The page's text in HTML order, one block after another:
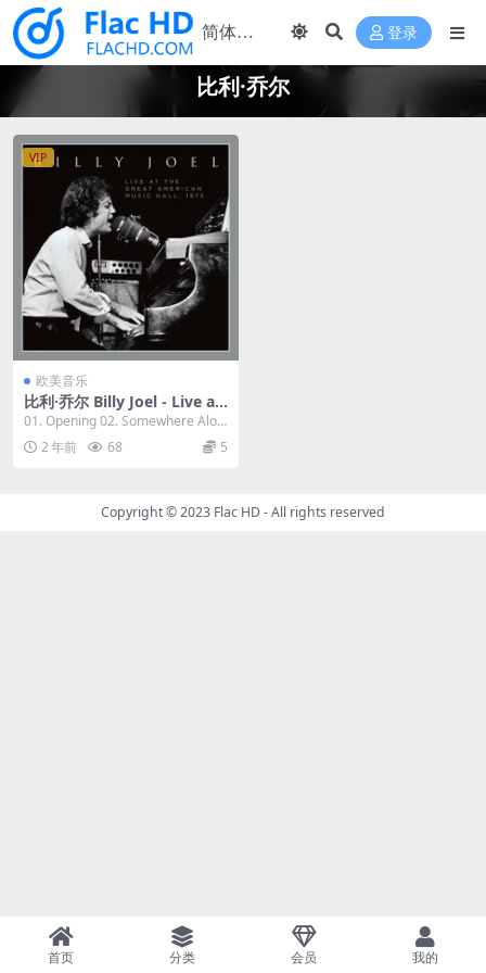
登录
比利·乔尔
VIP
欧美音乐
比利·乔尔 Billy Joel - Live at
the Great American Music
Hall 1975 (2023) [24Bit/44.1
kHz] [Hi-Res Flac 828MB]
01. Opening 02. Somewhere Alon
g the Line...
2 年前 68 5
Copyright © 2023 Flac HD- All rights reserved
首页 分类 会员 我的